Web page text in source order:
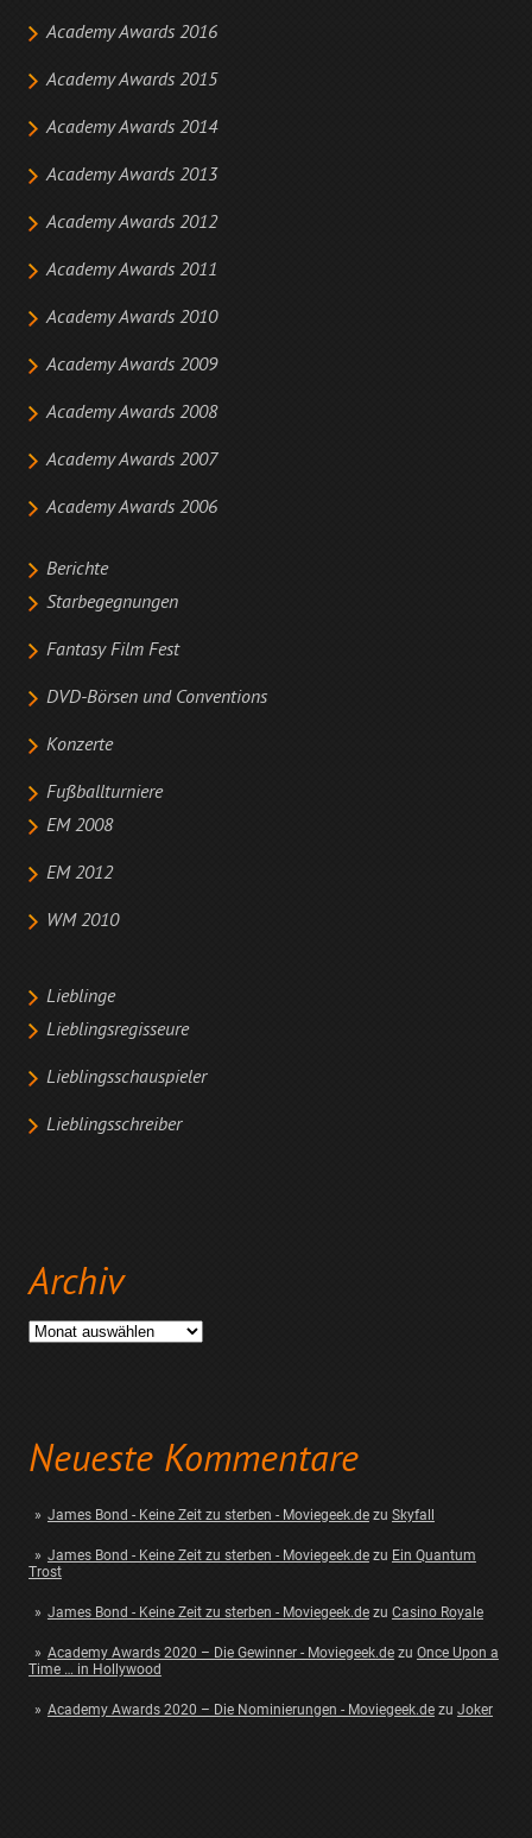
Academy Awards 2016
Academy Awards 2015
Academy Awards 2014
Academy Awards 2013
Academy Awards 2012
Academy Awards 2011
Academy Awards 2010
Academy Awards 2009
Academy Awards 2008
Academy Awards 2007
Academy Awards 2006
Berichte
Starbegegnungen
Fantasy Film Fest
DVD-Börsen und Conventions
Konzerte
Fußballturniere
EM 2008
EM 2012
WM 2010
Lieblinge
Lieblingsregisseure
Lieblingsschauspieler
Lieblingsschreiber
Archiv
Archiv
Neueste Kommentare
James Bond - Keine Zeit zu sterben - Moviegeek.dezu Skyfall
James Bond - Keine Zeit zu sterben - Moviegeek.dezu Ein Quantum
Trost
James Bond - Keine Zeit zu sterben - Moviegeek.dezu Casino Royale
Academy Awards 2020 – Die Gewinner - Moviegeek.dezu Once Upon a
Time … in Hollywood
Academy Awards 2020 – Die Nominierungen - Moviegeek.dezu Joker